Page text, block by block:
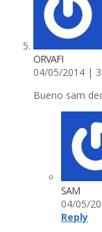
ORVAFI
04/05/2014 |
Bueno sam
SAM
04/05/
Reply